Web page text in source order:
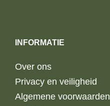
INFORMATIE
Over ons
Privacy en veiligheid
Algemene voorwaarden